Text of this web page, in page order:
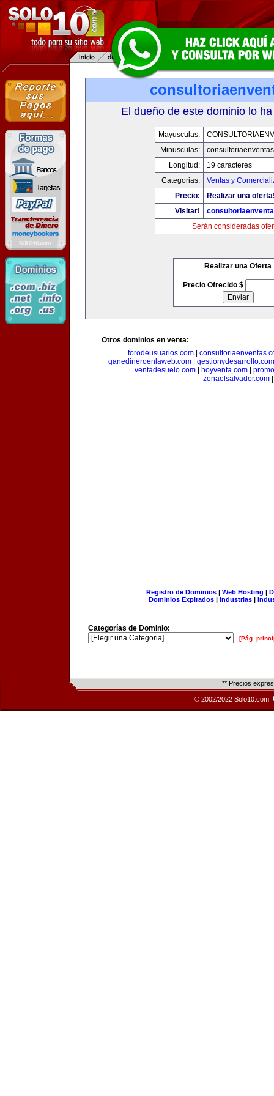
El dueño de este dominio lo
Mayusculas:
Minusculas:
Longitud:
19 caracteres
Categorias:
Ventas y
Precio:
Realizar una
Visitar!
Serán consideradas
Realizar una Oferta
Precio Ofrecido $
Otros dominios en venta:
forodeusuarios.com
ganedineroenlaweb.com
gestionydesarrollo.com
ventadesuelo.com
hoyventa.com
zonaelsalvador.com|
Registro de Dominios| Web Hosting |
Dominios Expirados | Industrias |
Categorías de Dominio:
[Pág.
** Precios
© 2002/2022 Solo10.com